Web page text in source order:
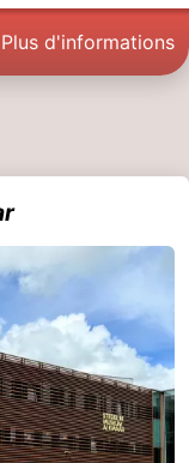
Plus d'informations